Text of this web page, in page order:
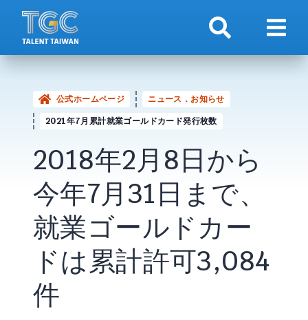
検索 ナビ
公式ホームページ
ニュース．お知らせ
2021年7月累計就業ゴールドカード発行枚数
2018年2月8日から
今年7月31日まで、
就業ゴールドカー
ドは累計許可3,084
件